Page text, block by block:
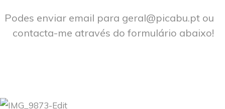
Podes enviar email para geral@picabu.pt ou
contacta-me através do formulário abaixo!